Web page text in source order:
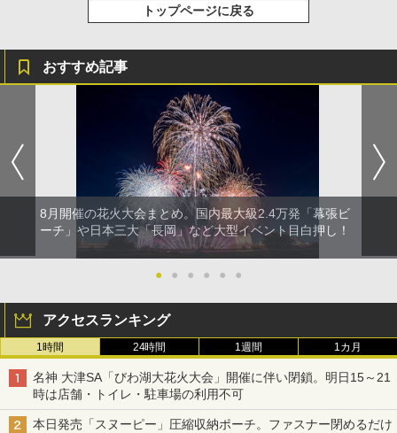
トップページに戻る
おすすめ記事
8月開催の花火大会まとめ。国内最大級2.4万発「幕張ビ
ーチ」や日本三大「長岡」など大型イベント目白押し！
● ● ● ● ● ●
アクセスランキング
1時間 24時間 1週間 1カ月
名神 大津SA「びわ湖大花火大会」開催に伴い閉鎖。明日15～21
時は店舗・トイレ・駐車場の利用不可
本日発売「スヌーピー」圧縮収納ポーチ。ファスナー閉めるだけ